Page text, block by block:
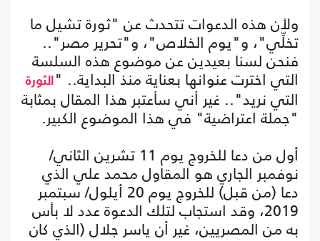
ولأن هذه الدعوات تتحدث عن "ثورة تشيل ما
تخلِّي"، و"يوم الخلاص"، و"تحرير مصر"..
فنحن لسنا بعيدين عن موضوع هذه السلسة
التي اخترت عنوانها بعناية منذ البداية.. " الثورة
التي نريد".. غير أني سأعتبر هذا المقال بمثابة
"جملة اعتراضية" في هذا الموضوع الكبير.
أول من دعا للخروج يوم 11 تشرين الثاني/
نوفمبر الجاري هو المقاول محمد علي الذي
دعا (من قبل) للخروج يوم 20 أيلول/ سبتمبر
2019، وقد استجاب لتلك الدعوة عدد لا بأس
به من المصريين، غير أن ياسر جلال (الذي كان